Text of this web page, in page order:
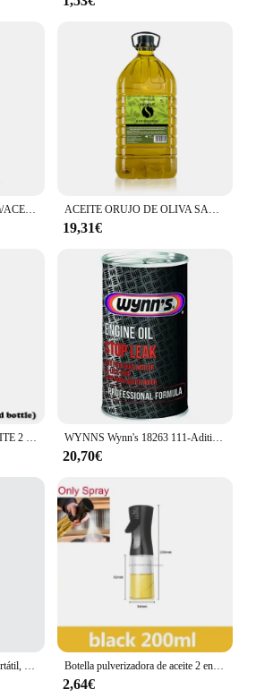
Aceite De Oliva Virgen Extra/ACEITE DE INTENSO /SUAVE/ORUJO/GIRASOL Diferentes Tipos 5 Litros Garantizado Recién Enlatado 100% Fresco ACEITE ORUJO DE OLIVA SANSA SABOR DEL SUR PET GARRAFA TRANSP. ASA NEGRA 5L
19,31€
PULVERIZADOR DE ACEITE 2 en 1 para cocina, botella pulverizadora de aceite, vinagre, salsa de soja, contenedores de lavadora, 200/300/500ml WYNNS Wynn's 18263 111-Aditivos de Aceites Premium
20,70€
Botella de aceite de cocina portátil, cepillo de silicona, Control cuantitativo con pulverizador para barbacoa, dispensador de aceite para hornear Botella pulverizadora de aceite 2 en 1, cocina de plástico, barbacoa, dispensador de aceite de oliva, tarro de aceite para hornear, vinagre, salsa de soja, contenedor en aerosol
2,64€